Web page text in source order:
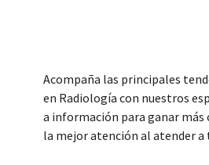
Acompaña las principales
en Radiología con nuestros
a información para ganar más
la mejor atención al atender a